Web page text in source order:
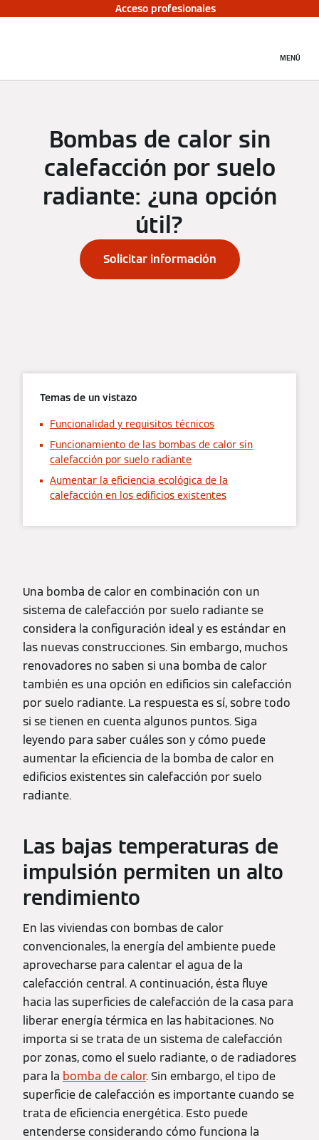
Acceso profesionales
MENÚ
Bombas de calor sin
calefacción por suelo
radiante: ¿una opción
útil?
Solicitar información
Temas de un vistazo
Funcionalidad y requisitos técnicos
Funcionamiento de las bombas de calor sin
calefacción por suelo radiante
Aumentar la eficiencia ecológica de la
calefacción en los edificios existentes
Una bomba de calor en combinación con un
sistema de calefacción por suelo radiante se
considera la configuración ideal y es estándar en
las nuevas construcciones. Sin embargo, muchos
renovadores no saben si una bomba de calor
también es una opción en edificios sin calefacción
por suelo radiante. La respuesta es sí, sobre todo
si se tienen en cuenta algunos puntos. Siga
leyendo para saber cuáles son y cómo puede
aumentar la eficiencia de la bomba de calor en
edificios existentes sin calefacción por suelo
radiante.
Las bajas temperaturas de
impulsión permiten un alto
rendimiento
En las viviendas con bombas de calor
convencionales, la energía del ambiente puede
aprovecharse para calentar el agua de la
calefacción central. A continuación, ésta fluye
hacia las superficies de calefacción de la casa para
liberar energía térmica en las habitaciones. No
importa si se trata de un sistema de calefacción
por zonas, como el suelo radiante, o de radiadores
para la bomba de calor. Sin embargo, el tipo de
superficie de calefacción es importante cuando se
trata de eficiencia energética. Esto puede
entenderse considerando cómo funciona la